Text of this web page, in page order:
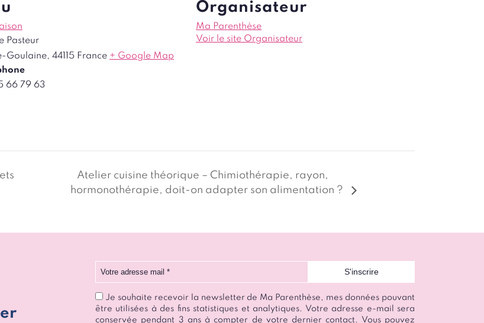
Pasteur
Goulaine, 44115 France + Google Map
66 79 63
Organisateur
Ma Parenthèse
Voir le site Organisateur
Atelier cuisine théorique – Chimiothérapie, rayon,
hormonothérapie, doit-on adapter son alimentation ?
Votre adresse mail
Je souhaite recevoir la newsletter de Ma Parenthèse, mes données pouvant
être utilisées à des fins statistiques et analytiques. Votre adresse e-mail sera
conservée pendant 3 ans à compter de votre dernier contact. Vous pouvez